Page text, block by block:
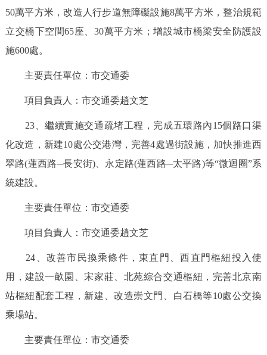
50萬平方米，改造人行步道無障礙設施8萬平方米，整治規範
立交橋下空間65座、30萬平方米；增設城市橋梁安全防護設
施600處。
主要責任單位：市交通委
項目負責人：市交通委趙文芝
23、繼續實施交通疏堵工程，完成五環路內15個路口渠
化改造，新建10處公交港灣，完善4處過街設施，加快推進西
翠路(蓮西路─長安街)、永定路(蓮西路─太平路)等“微迴圈”系
統建設。
主要責任單位：市交通委
項目負責人：市交通委趙文芝
24、改善市民換乘條件，東直門、西直門樞紐投入使
用，建設一畝園、宋家莊、北苑綜合交通樞紐，完善北京南
站樞紐配套工程，新建、改造崇文門、白石橋等10處公交換
乘場站。
主要責任單位：市交通委